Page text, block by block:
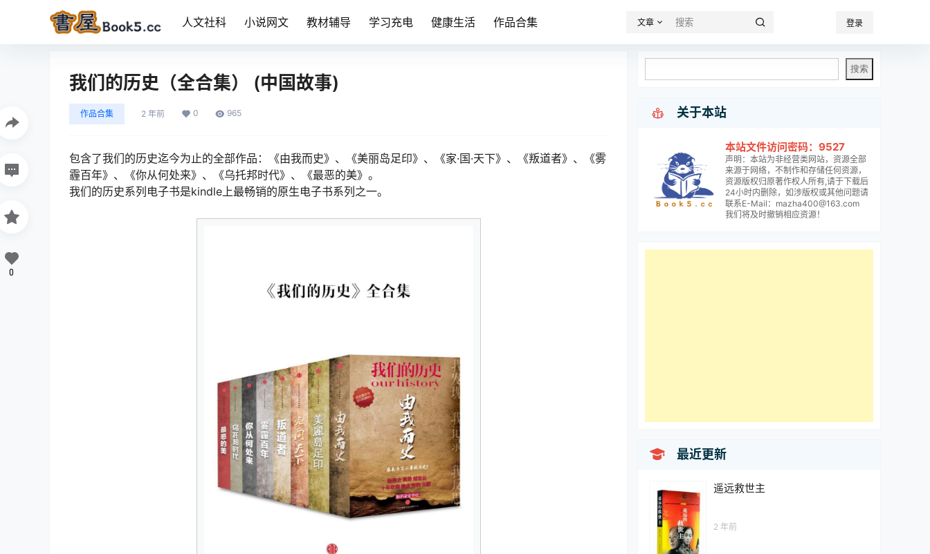
人文社科 小说网文 教材辅导 学习充电 健康生活 作品合集 文章 登录
我们的历史（全合集） (中国故事)
作品合集 2 年前 0 965
包含了我们的历史迄今为止的全部作品：《由我而史》、《美丽岛足印》、《家·国·天下》、《叛道者》、《雾
霾百年》、《你从何处来》、《乌托邦时代》、《最恶的美》。
我们的历史系列电子书是kindle上最畅销的原生电子书系列之一。
0
 关于本站
本站文件访问密码：9527
声明：本站为非经营类网站，资源全部
来源于网络，不制作和存储任何资源，
资源版权归原著作权人所有,请于下载后
24小时内删除，如涉版权或其他问题请
联系E-Mail：mazha400@163.com
我们将及时撤销相应资源！
 最近更新
遥远救世主
2 年前